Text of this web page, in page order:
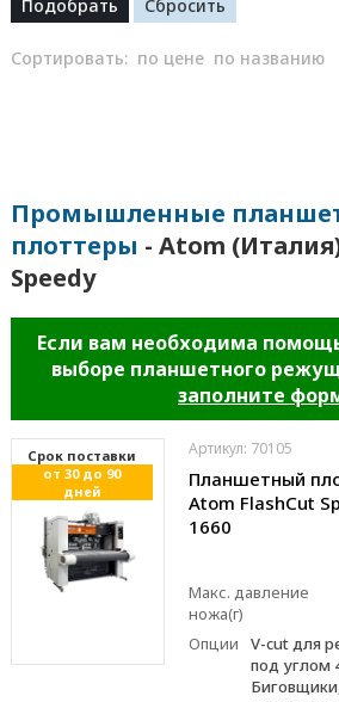
Сортировать: по цене по названию
Промышленные
плоттеры - Atom
Speedy
Если вам необходима
выборе планшетного
заполните
Cрок поставки
от 30 до 90
дней
Артикул: 70105
Планшетный
Atom FlashCut
1660
Макс. давление
ножа(г)
Опции
V-cut для
под углом